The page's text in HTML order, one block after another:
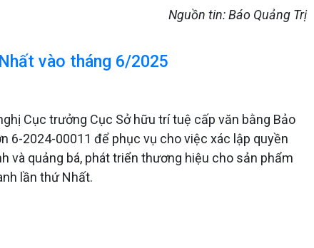
Nguồn tin: Báo Quảng Trị
vào tháng 6/2025
Cục trưởng Cục Sở hữu trí tuệ cấp văn bằng Bảo
6-2024-00011 để phục vụ cho việc xác lập quyền
và quảng bá, phát triển thương hiệu cho sản phẩm
lần thứ Nhất.